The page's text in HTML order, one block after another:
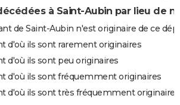
à Saint-Aubin par lieu de
de Saint-Aubin n'est originaire de ce
d'où ils sont rarement originaires
d'où ils sont peu originaires
d'où ils sont fréquemment originaires
d'où ils sont très fréquemment originaires